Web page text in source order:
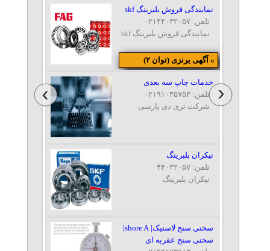
نمایندگی فروش بلبرینگ skf
نمایندگی فروش بلبرینگ skf
تلفن: ۰۲۱۴۴۰۳۲۰۵۷
» آگهی برنزی (توان ۲)
خدمات چاپ سه بعدی
شرکت تری دی پارسی
تلفن: ۰۲۱۹۱۰۳۵۷۵۳
نيكران بلبرينگ
نيكران بلبرينگ
تلفن: ۴۴۰۳۲۰۵۷
سختی سنج لاستیک| shore A|
سختی سنج عقربه ای